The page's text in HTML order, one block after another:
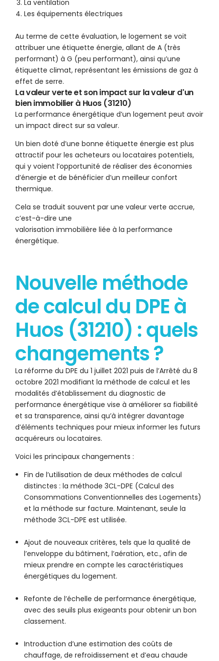
La ventilation
Les équipements électriques
Au terme de cette évaluation, le logement se voit
attribuer une étiquette énergie, allant de A (très
performant) à G (peu performant), ainsi qu’une
étiquette climat, représentant les émissions de gaz à
effet de serre.
La valeur verte et son impact sur la valeur d'un
bien immobilier à Huos (31210)
La performance énergétique d’un logement peut avoir
un impact direct sur sa valeur.
Un bien doté d’une bonne étiquette énergie est plus
attractif pour les acheteurs ou locataires potentiels,
qui y voient l’opportunité de réaliser des économies
d’énergie et de bénéficier d’un meilleur confort
thermique.
Cela se traduit souvent par une valeur verte accrue,
c’est-à-dire une
valorisation immobilière liée à la performance
énergétique.
Nouvelle méthode
de calcul du DPE à
Huos (31210) : quels
changements ?
La réforme du DPE du 1 juillet 2021 puis de l’Arrêté du 8
octobre 2021 modifiant la méthode de calcul et les
modalités d’établissement du diagnostic de
performance énergétique vise à améliorer sa fiabilité
et sa transparence, ainsi qu’à intégrer davantage
d’éléments techniques pour mieux informer les futurs
acquéreurs ou locataires.
Voici les principaux changements :
Fin de l’utilisation de deux méthodes de calcul
distinctes : la méthode 3CL-DPE (Calcul des
Consommations Conventionnelles des Logements)
et la méthode sur facture. Maintenant, seule la
méthode 3CL-DPE est utilisée.
Ajout de nouveaux critères, tels que la qualité de
l’enveloppe du bâtiment, l’aération, etc., afin de
mieux prendre en compte les caractéristiques
énergétiques du logement.
Refonte de l’échelle de performance énergétique,
avec des seuils plus exigeants pour obtenir un bon
classement.
Introduction d’une estimation des coûts de
chauffage, de refroidissement et d’eau chaude